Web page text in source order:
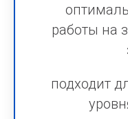
работы на
подходит